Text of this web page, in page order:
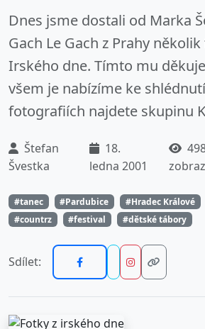
Dnes jsme dostali od Marka
Gach Le Gach z Prahy
Irského dne. Tímto mu
všem je nabízíme ke
fotografiích najdete skupinu
Štefan
Švestka
18.
ledna 2001
#tanec #Pardubice #Hradec Králové
#countrz
#festival #dětské tábory
Sdílet: